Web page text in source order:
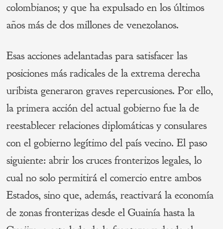
colombianos; y que ha expulsado en los últimos
años más de dos millones de venezolanos.
Esas acciones adelantadas para satisfacer las
posiciones más radicales de la extrema derecha
uribista generaron graves repercusiones. Por ello,
la primera acción del actual gobierno fue la de
reestablecer relaciones diplomáticas y consulares
con el gobierno legítimo del país vecino. El paso
siguiente: abrir los cruces fronterizos legales, lo
cual no solo permitirá el comercio entre ambos
Estados, sino que, además, reactivará la economía
de zonas fronterizas desde el Guainía hasta la